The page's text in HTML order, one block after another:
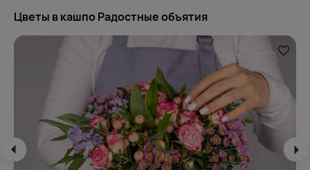
Цветы в кашпо Радостные объятия